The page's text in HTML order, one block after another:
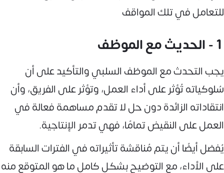
للتعامل في تلك المواقف
يجب التحدث مع الموظف السلبي والتأكيد على أن
سُلوكياته تُؤثر على أداء العمل، وتؤثر على الفريق، وأن
انتقاداته الزائدة دون حل لا تقدم مساهمة فعالة في
العمل على النقيض تمامًا، فهي تدمر الإنتاجية.
يُفضل أيضًا أن يتم مُناقشة تأثيراته في الفترات السابقة
على الأداء، مع التوضيح بشكل كامل ما هو المتوقع منه